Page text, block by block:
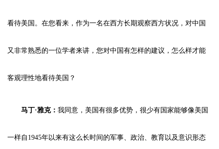
看待美国。在您看来，作为一名在西方长期观察西方状况，对中国
又非常熟悉的一位学者来讲，您对中国有怎样的建议，怎么样才能
客观理性地看待美国？
马丁·雅克： 我同意，美国有很多优势，很少有国家能够像美国
一样自1945年以来有这么长时间的军事、政治、教育以及意识形态